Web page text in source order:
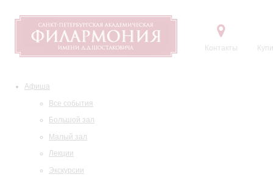
Контакты
Афиша
Все события
Большой зал
Малый зал
Лекции
Экскурсии